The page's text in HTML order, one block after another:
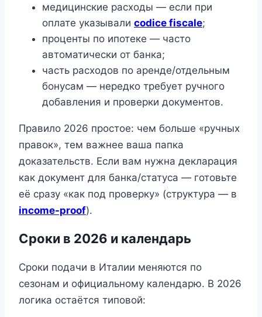
медицинские расходы — если при
оплате указывали codice fiscale;
проценты по ипотеке — часто
автоматически от банка;
часть расходов по аренде/отдельным
бонусам — нередко требует ручного
добавления и проверки документов.
Правило 2026 простое: чем больше «ручных
правок», тем важнее ваша папка
доказательств. Если вам нужна декларация
как документ для банка/статуса — готовьте
её сразу «как под проверку» (структура — в
income-proof).
Сроки в 2026 и календарь
Сроки подачи в Италии меняются по
сезонам и официальному календарю. В 2026
логика остаётся типовой: